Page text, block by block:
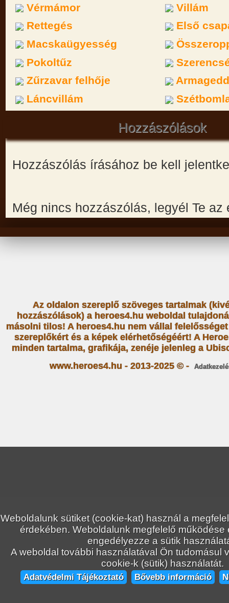
Vérmámor
Villám
Rettegés
Első
Macskaügyesség
Pokoltűz
Zűrzavar felhője
Láncvillám
Hozzászólások
Hozzászólás írásához be kell
Még nincs hozzászólás, legyél Te az
Weboldalunk sütiket (cookie-kat) használ a
érdekében. Weboldalunk megfelelő működése
engedélyezze a sütik
A weboldal további használatával Ön tudomásul
cookie-k (sütik) használatát.
Adatvédelmi Tájékoztató Bővebb információ
Az oldalon szereplő szöveges tartalmak
hozzászólások) a heroes4.hu weboldal
másolni tilos! A heroes4.hu nem vállal
szereplőkért és a képek elérhetőségéért! A
minden tartalma, grafikája, zenéje jelenleg a
www.heroes4.hu - 2013-2025 © -